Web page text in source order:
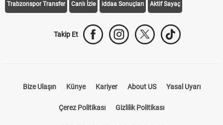
Trabzonspor Transfer Canlı İzle iddaa Sonuçları Aktif Sayaç
Takip Et
Bize Ulaşın Künye Kariyer About US Yasal Uyarı
Çerez Politikası Gizlilik Politikası